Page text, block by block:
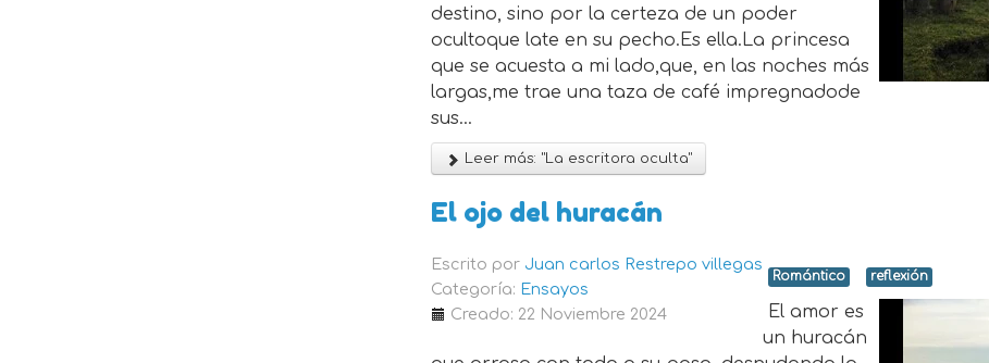
destino, sino por la certeza de un poder
ocultoque late en su pecho.Es ella.La princesa
que se acuesta a mi lado,que, en las noches más
largas,me trae una taza de café impregnadode
sus...
Leer más: "La escritora oculta"
El ojo del huracán
Escrito por Juan carlos Restrepo villegas
Categoría: Ensayos
Creado: 22 Noviembre 2024
Romántico reflexión
El amor es
un huracán